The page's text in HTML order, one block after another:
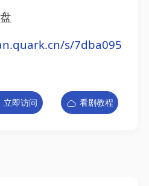
s/7dba095
立即访问 看剧教程